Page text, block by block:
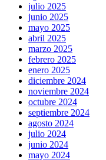
julio 2025
junio 2025
mayo 2025
abril 2025
marzo 2025
febrero 2025
enero 2025
diciembre 2024
noviembre 2024
octubre 2024
septiembre 2024
agosto 2024
julio 2024
junio 2024
mayo 2024